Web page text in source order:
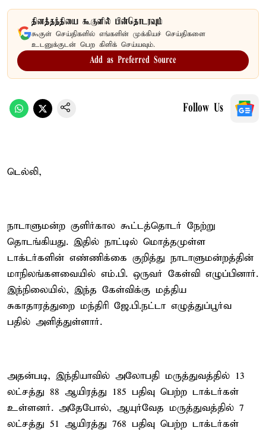
தினத்தந்தியை கூகுளில் பின்தொடரவும்
கூகுள் செய்திகளில் எங்களின் முக்கியச் செய்திகளை
உடனுக்குடன் பெற கிளிக் செய்யவும்.
Add as Preferred Source
Follow Us
டெல்லி,
நாடாளுமன்ற குளிர்கால கூட்டத்தொடர் நேற்று
தொடங்கியது. இதில் நாட்டில் மொத்தமுள்ள
டாக்டர்களின் எண்ணிக்கை குறித்து நாடாளுமன்றத்தின்
மாநிலங்களவையில் எம்.பி. ஒருவர் கேள்வி எழுப்பினார்.
இந்நிலையில், இந்த கேள்விக்கு மத்திய
சுகாதாரத்துறை மந்திரி ஜே.பி.நட்டா எழுத்துப்பூர்வ
பதில் அளித்துள்ளார்.
அதன்படி, இந்தியாவில் அலோபதி மருத்துவத்தில் 13
லட்சத்து 88 ஆயிரத்து 185 பதிவு பெற்ற டாக்டர்கள்
உள்ளனர். அதேபோல், ஆயுர்வேத மருத்துவத்தில் 7
லட்சத்து 51 ஆயிரத்து 768 பதிவு பெற்ற டாக்டர்கள்